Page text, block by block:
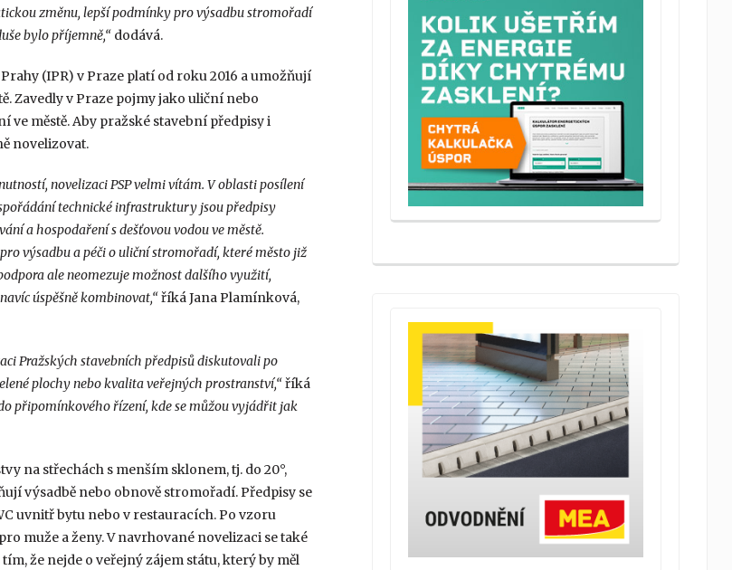
změnu, lepší podmínky pro výsadbu stromořadí
bylo příjemně,“ dodává.
(IPR) v Praze platí od roku 2016 a umožňují
Zavedly v Praze pojmy jako uliční nebo
ve městě. Aby pražské stavební předpisy i
novelizovat.
novelizaci PSP velmi vítám. V oblasti posílení
technické infrastruktury jsou předpisy
a hospodaření s dešťovou vodou ve městě.
výsadbu a péči o uliční stromořadí, které město již
ale neomezuje možnost dalšího využití,
úspěšně kombinovat,“ říká Jana Plamínková,
Pražských stavebních předpisů diskutovali po
plochy nebo kvalita veřejných prostranství,“ říká
připomínkového řízení, kde se můžou vyjádřit jak
na střechách s menším sklonem, tj. do 20°,
výsadbě nebo obnově stromořadí. Předpisy se
uvnitř bytu nebo v restauracích. Po vzoru
muže a ženy. V navrhované novelizaci se také
že nejde o veřejný zájem státu, který by měl